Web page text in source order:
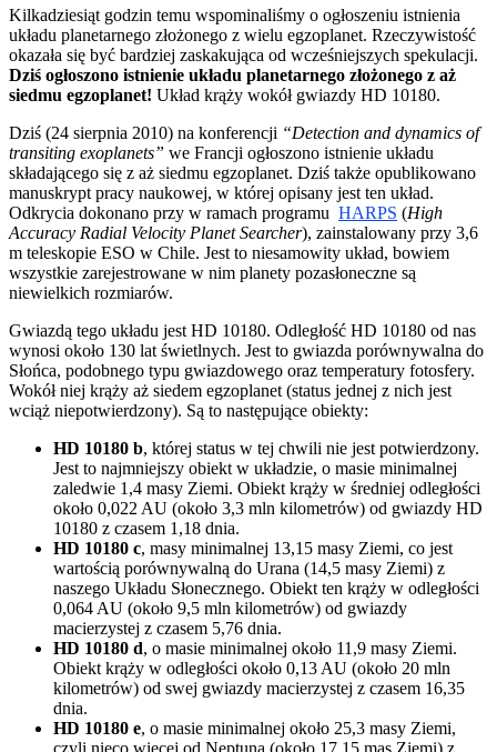
Kilkadziesiąt godzin temu wspominaliśmy o ogłoszeniu istnienia
układu planetarnego złożonego z wielu egzoplanet. Rzeczywistość
okazała się być bardziej zaskakująca od wcześniejszych spekulacji.
Dziś ogłoszono istnienie układu planetarnego złożonego z aż
siedmu egzoplanet! Układ krąży wokół gwiazdy HD 10180.
Dziś (24 sierpnia 2010) na konferencji “Detection and dynamics of
transiting exoplanets” we Francji ogłoszono istnienie układu
składającego się z aż siedmu egzoplanet. Dziś także opublikowano
manuskrypt pracy naukowej, w której opisany jest ten układ.
Odkrycia dokonano przy w ramach programu HARPS (High
Accuracy Radial Velocity Planet Searcher), zainstalowany przy 3,6
m teleskopie ESO w Chile. Jest to niesamowity układ, bowiem
wszystkie zarejestrowane w nim planety pozasłoneczne są
niewielkich rozmiarów.
Gwiazdą tego układu jest HD 10180. Odległość HD 10180 od nas
wynosi około 130 lat świetlnych. Jest to gwiazda porównywalna do
Słońca, podobnego typu gwiazdowego oraz temperatury fotosfery.
Wokół niej krąży aż siedem egzoplanet (status jednej z nich jest
wciąż niepotwierdzony). Są to następujące obiekty:
HD 10180 b, której status w tej chwili nie jest potwierdzony.
Jest to najmniejszy obiekt w układzie, o masie minimalnej
zaledwie 1,4 masy Ziemi. Obiekt krąży w średniej odległości
około 0,022 AU (około 3,3 mln kilometrów) od gwiazdy HD
10180 z czasem 1,18 dnia.
HD 10180 c, masy minimalnej 13,15 masy Ziemi, co jest
wartością porównywalną do Urana (14,5 masy Ziemi) z
naszego Układu Słonecznego. Obiekt ten krąży w odległości
0,064 AU (około 9,5 mln kilometrów) od gwiazdy
macierzystej z czasem 5,76 dnia.
HD 10180 d, o masie minimalnej około 11,9 masy Ziemi.
Obiekt krąży w odległości około 0,13 AU (około 20 mln
kilometrów) od swej gwiazdy macierzystej z czasem 16,35
dnia.
HD 10180 e, o masie minimalnej około 25,3 masy Ziemi,
czyli nieco więcej od Neptuna (około 17,15 mas Ziemi) z